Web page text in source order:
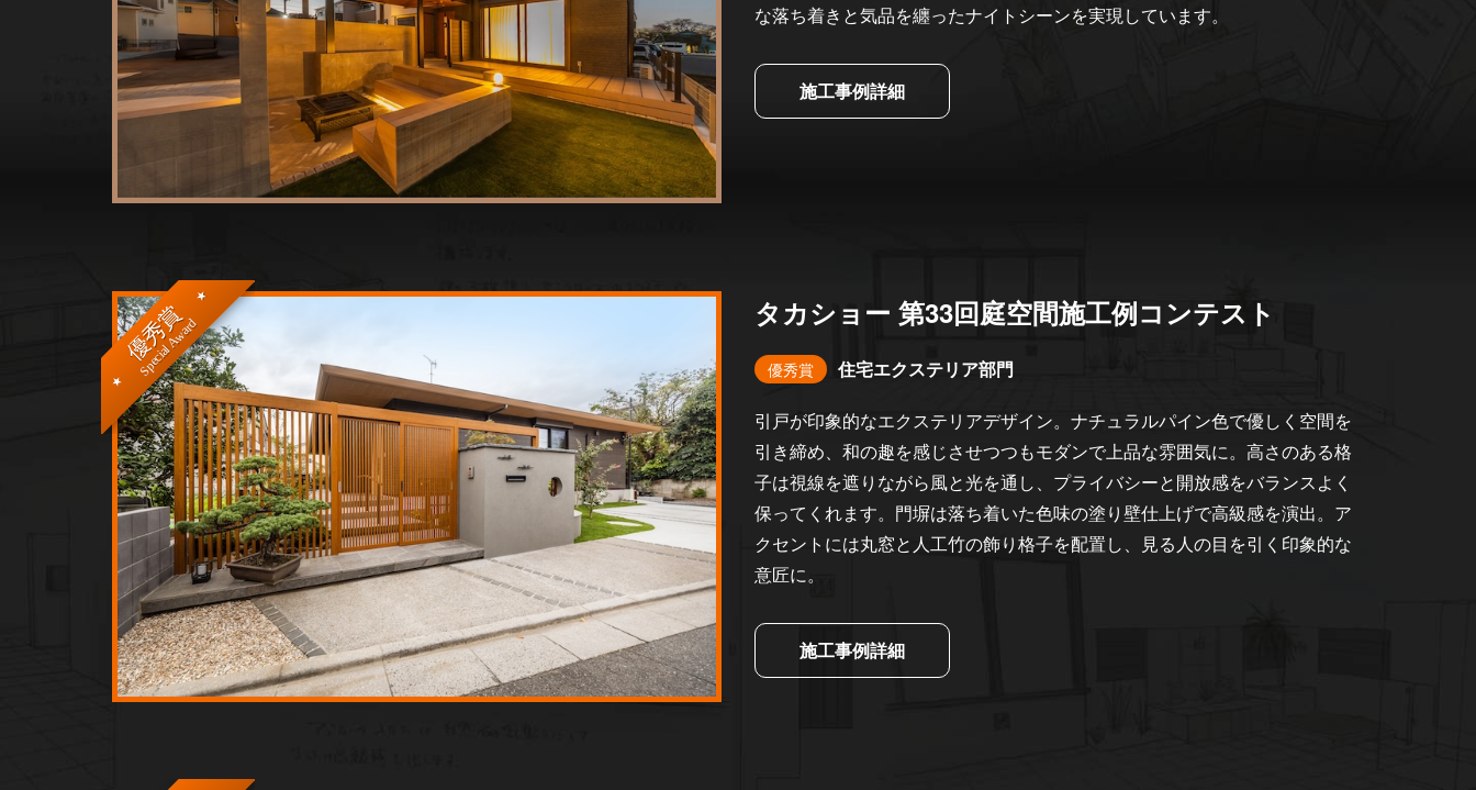
な落ち着きと気品を纏ったナイトシーンを実現しています。
施工事例詳細
優秀賞
Special Award
タカショー 第33回庭空間施工例コンテスト
優秀賞 住宅エクステリア部門
引戸が印象的なエクステリアデザイン。ナチュラルパイン色で優しく空間を
引き締め、和の趣を感じさせつつもモダンで上品な雰囲気に。高さのある格
子は視線を遮りながら風と光を通し、プライバシーと開放感をバランスよく
保ってくれます。門塀は落ち着いた色味の塗り壁仕上げで高級感を演出。ア
クセントには丸窓と人工竹の飾り格子を配置し、見る人の目を引く印象的な
意匠に。
施工事例詳細